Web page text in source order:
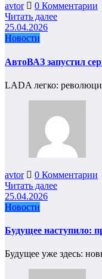
avtor
0 Комментарии
Читать далее
25.04.2026
Новости
АвтоВАЗ запустил
LADA легко:
avtor
0 Комментарии
Читать далее
25.04.2026
Новости
Будущее наступило:
Будущее уже здесь: